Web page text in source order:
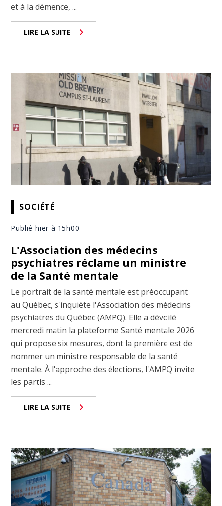
et à la démence, ...
LIRE LA SUITE
SOCIÉTÉ
Publié hier à 15h00
L'Association des médecins
psychiatres réclame un ministre
de la Santé mentale
Le portrait de la santé mentale est préoccupant
au Québec, s'inquiète l'Association des médecins
psychiatres du Québec (AMPQ). Elle a dévoilé
mercredi matin la plateforme Santé mentale 2026
qui propose six mesures, dont la première est de
nommer un ministre responsable de la santé
mentale. À l'approche des élections, l'AMPQ invite
les partis ...
LIRE LA SUITE